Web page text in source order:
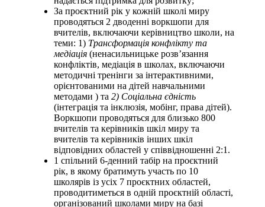
За проєктний рік у кожній школі миру
проводяться 2 дводенні воркшопи для
вчителів, включаючи керівництво школи, на
теми: 1) Трансформація конфлікту та
медіація(ненасильницьке розв’язання
конфліктів, медіація в школах, включаючи
методичні тренінги за інтерактивними,
орієнтованими на дітей навчальними
методами ) та2) Соціальна єдність
(інтеграція та інклюзія, мобінг, права дітей).
Воркшопи проводяться для близько 800
вчителів та керівників шкіл миру та
вчителів та керівників інших шкіл
відповідних областей у співвідношенні 2:1.
1 спільний 6-денний табір на проєктний
рік, в якому братимуть участь по 10
школярів із усіх 7 проєктних областей,
проводитиметься в одній проєктній області,
організований школами миру на базі